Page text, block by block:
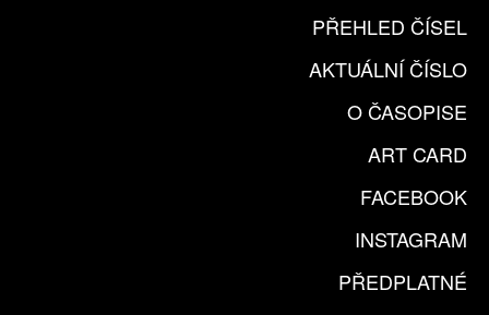
PŘEHLED ČÍSEL
AKTUÁLNÍ ČÍSLO
O ČASOPISE
ART CARD
FACEBOOK
INSTAGRAM
PŘEDPLATNÉ